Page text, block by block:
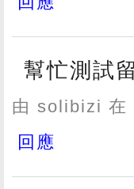
幫忙測試
由 solibizi 在
回應